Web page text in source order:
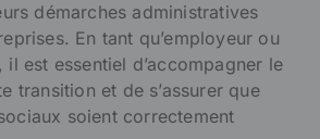
démarches administratives
En tant qu’employeur ou
il est essentiel d’accompagner le
transition et de s’assurer que
soient correctement